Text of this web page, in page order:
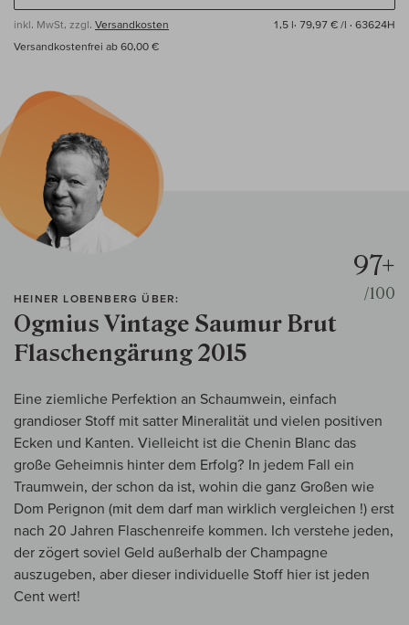
inkl. MwSt, zzgl. Versandkosten 1,5 l· 79,97 € /l · 63624H
Versandkostenfrei ab 60,00 €
HEINER LOBENBERG ÜBER:
Ogmius Vintage Saumur Brut
Flaschengärung 2015
97+
/100
Eine ziemliche Perfektion an Schaumwein, einfach
grandioser Stoff mit satter Mineralität und vielen positiven
Ecken und Kanten. Vielleicht ist die Chenin Blanc das
große Geheimnis hinter dem Erfolg? In jedem Fall ein
Traumwein, der schon da ist, wohin die ganz Großen wie
Dom Perignon (mit dem darf man wirklich vergleichen !) erst
nach 20 Jahren Flaschenreife kommen. Ich verstehe jeden,
der zögert soviel Geld außerhalb der Champagne
auszugeben, aber dieser individuelle Stoff hier ist jeden
Cent wert!